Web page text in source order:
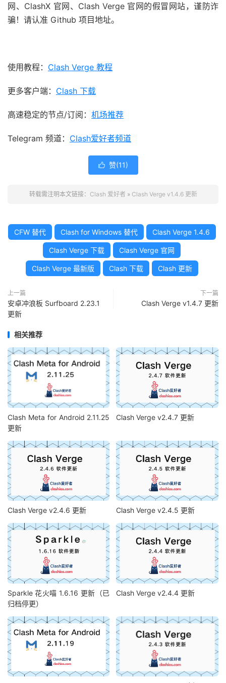
网、ClashX 官网、Clash Verge 官网的假冒网站，谨防诈
骗！请认准 Github 项目地址。
使用教程： Clash Verge 教程
更多客户端： Clash 下载
高速稳定的节点/订阅： 机场推荐
Telegram 频道： Clash爱好者频道
 赞(11)
转载需注明本文链接： Clash 爱好者 » Clash Verge v1.4.6 更新
CFW 替代 Clash for Windows 替代 Clash Verge 1.4.6
Clash Verge 下载 Clash Verge 官网
Clash Verge 最新版 Clash 下载 Clash 更新
上一篇
安卓冲浪板 Surfboard 2.23.1
更新
下一篇
Clash Verge v1.4.7 更新
相关推荐
Clash Meta for Android 2.11.25
更新
Clash Verge v2.4.7 更新
Clash Verge v2.4.6 更新 Clash Verge v2.4.5 更新
Sparkle 花火喵 1.6.16 更新（已
归档停更）
Clash Verge v2.4.4 更新